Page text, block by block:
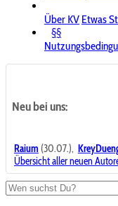
Über KV Etwas
§§
Neu bei uns:
Raium (30.07.),
Übersicht aller neuen